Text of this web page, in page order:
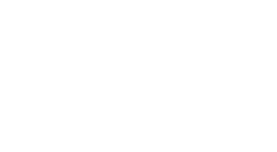
止關節發炎受損。若傳統藥物的
物理/職業治療：配合物理或職